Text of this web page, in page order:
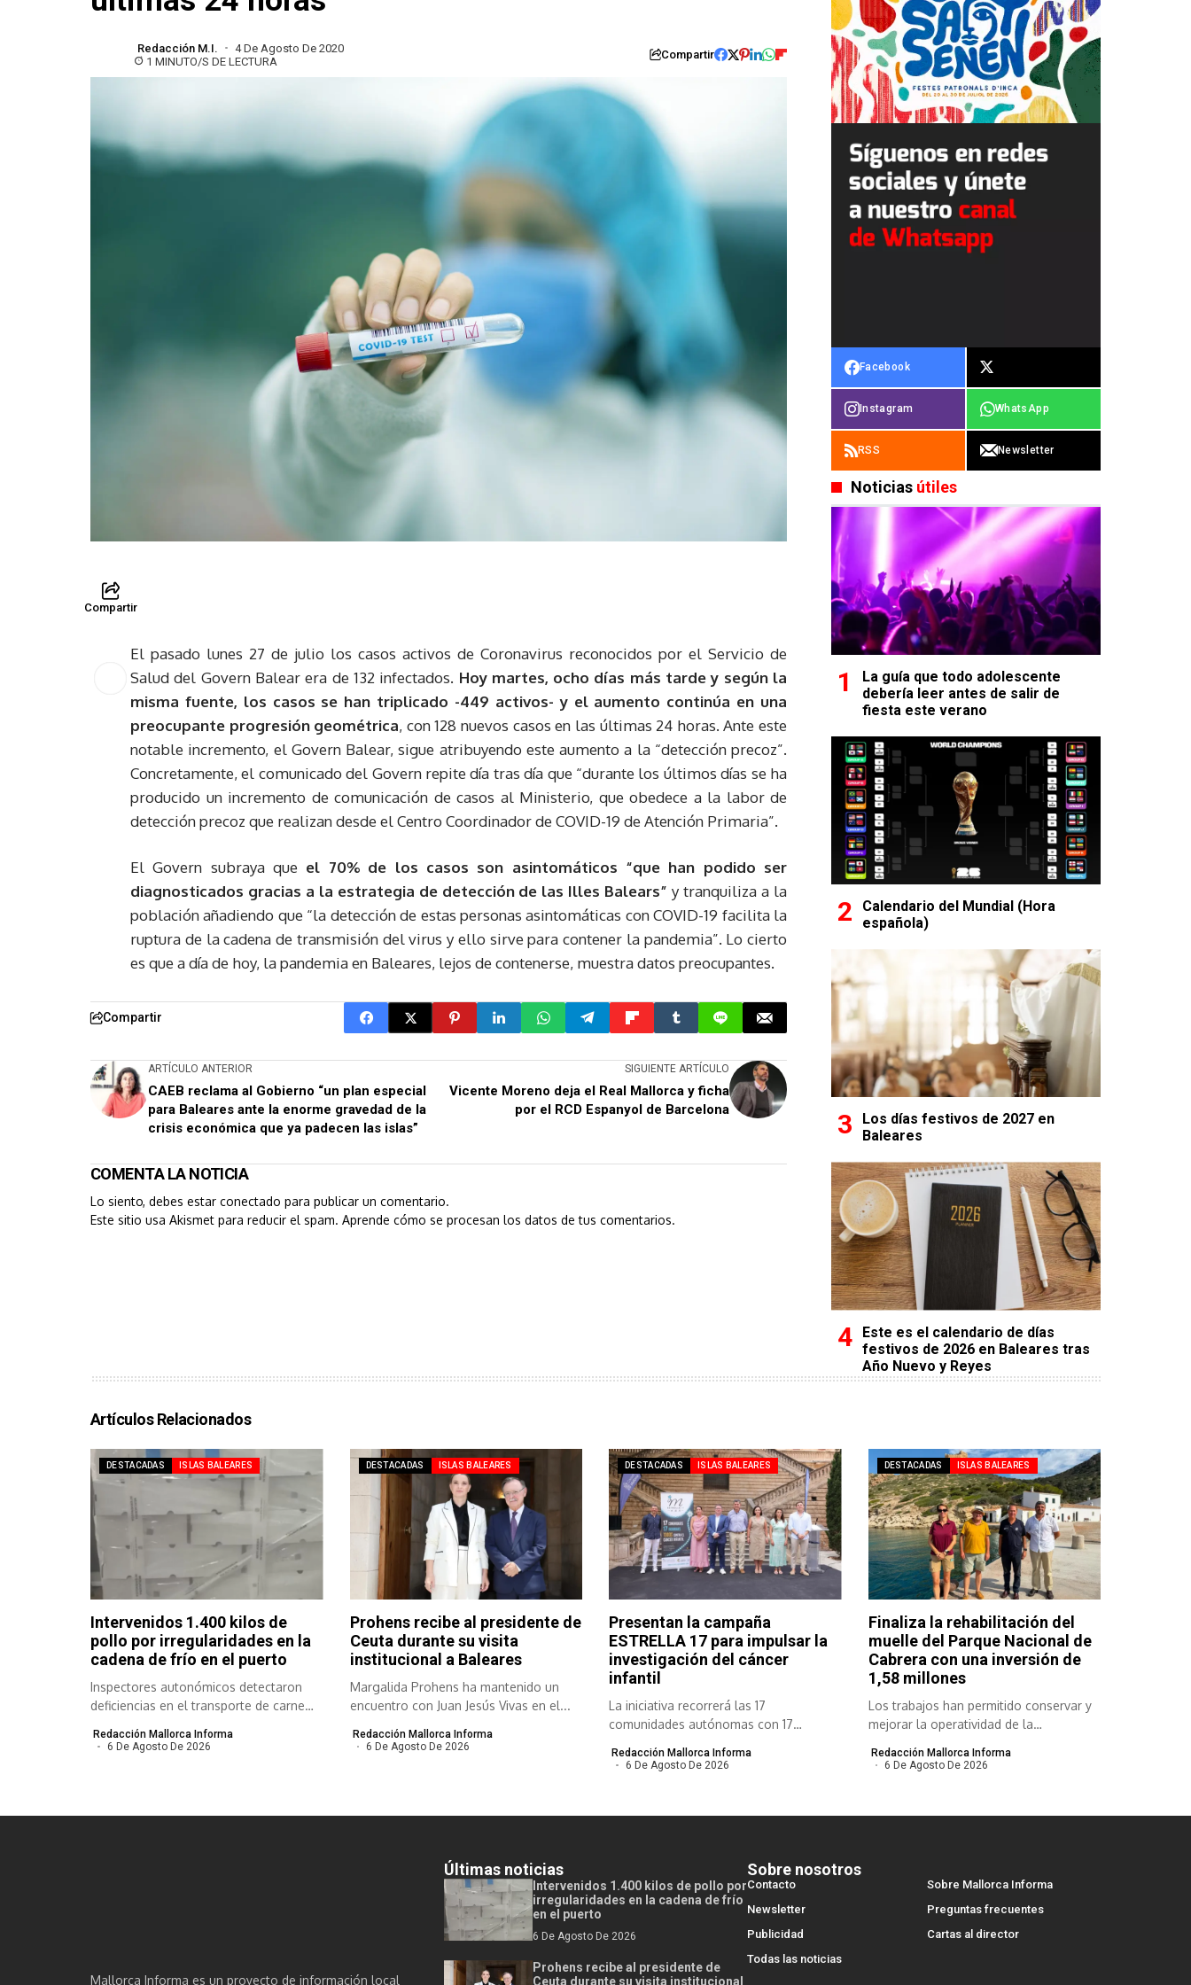
Redacción M.I.
4 De Agosto De 2020
1 MINUTO/S DE LECTURA
Compartir
Compartir
El pasado lunes 27 de julio los casos activos de Coronavirus reconocidos por el Servicio de
Salud del Govern Balear era de 132 infectados. Hoy martes, ocho días más tarde y según la
misma fuente, los casos se han triplicado -449 activos- y el aumento continúa en una
preocupante progresión geométrica, con 128 nuevos casos en las últimas 24 horas. Ante este
notable incremento, el Govern Balear, sigue atribuyendo este aumento a la “detección precoz”.
Concretamente, el comunicado del Govern repite día tras día que “durante los últimos días se ha
producido un incremento de comunicación de casos al Ministerio, que obedece a la labor de
detección precoz que realizan desde el Centro Coordinador de COVID-19 de Atención Primaria”.
El Govern subraya que el 70% de los casos son asintomáticos “que han podido ser
diagnosticados gracias a la estrategia de detección de las Illes Balears” y tranquiliza a la
población añadiendo que “la detección de estas personas asintomáticas con COVID-19 facilita la
ruptura de la cadena de transmisión del virus y ello sirve para contener la pandemia”. Lo cierto
es que a día de hoy, la pandemia en Baleares, lejos de contenerse, muestra datos preocupantes.
Compartir
ARTÍCULO ANTERIOR
CAEB reclama al Gobierno “un plan especial
para Baleares ante la enorme gravedad de la
crisis económica que ya padecen las islas”
SIGUIENTE ARTÍCULO
Vicente Moreno deja el Real Mallorca y ficha
por el RCD Espanyol de Barcelona
COMENTA LA NOTICIA
Lo siento, debes estar conectado para publicar un comentario.
Este sitio usa Akismet para reducir el spam. Aprende cómo se procesan los datos de tus comentarios.
Facebook
Instagram WhatsApp
RSS Newsletter
Noticias útiles
La guía que todo adolescente
debería leer antes de salir de
fiesta este verano
Calendario del Mundial (Hora
española)
Los días festivos de 2027 en
Baleares
Este es el calendario de días
festivos de 2026 en Baleares tras
Año Nuevo y Reyes
Artículos Relacionados
DESTACADAS ISLAS BALEARES
Intervenidos 1.400 kilos de
pollo por irregularidades en la
cadena de frío en el puerto
Inspectores autonómicos detectaron
deficiencias en el transporte de carne
Redacción Mallorca Informa
6 De Agosto De 2026
DESTACADAS ISLAS BALEARES
Prohens recibe al presidente de
Ceuta durante su visita
institucional a Baleares
Margalida Prohens ha mantenido un
encuentro con Juan Jesús Vivas en el...
Redacción Mallorca Informa
6 De Agosto De 2026
DESTACADAS ISLAS BALEARES
Presentan la campaña
ESTRELLA 17 para impulsar la
investigación del cáncer
infantil
La iniciativa recorrerá las 17
comunidades autónomas con 17
Redacción Mallorca Informa
6 De Agosto De 2026
DESTACADAS ISLAS BALEARES
Finaliza la rehabilitación del
muelle del Parque Nacional de
Cabrera con una inversión de
1,58 millones
Los trabajos han permitido conservar y
mejorar la operatividad de la
Redacción Mallorca Informa
6 De Agosto De 2026
Mallorca Informa es un proyecto de información local
Últimas noticias
Intervenidos 1.400 kilos de pollo por
irregularidades en la cadena de frío
en el puerto
6 De Agosto De 2026
Prohens recibe al presidente de
Ceuta durante su visita institucional
Sobre nosotros
Contacto
Sobre Mallorca Informa
Newsletter
Preguntas frecuentes
Publicidad
Cartas al director
Todas las noticias